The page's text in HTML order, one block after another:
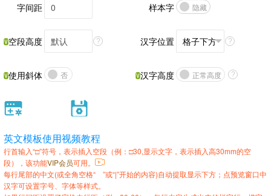
字间距 样本字 隐藏
空段高度 ? 汉字位置 ?
使用斜体 否 汉字高度 正常高度 ?
英文模板使用视频教程
行首输入“□”符号，表示插入空段（例：□30,显示文字，表示插入高30mm的空
段），该功能VIP会员可用。
每行尾部的中文(或全角空格“ ”或“|”开始的内容)自动提取显示下方；点预览窗口中
汉字可设置字号、字体等样式。